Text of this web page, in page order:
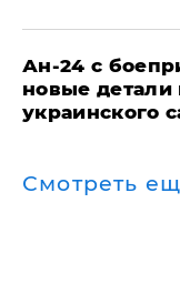
Ан-24 с
новые детали
украинского
Смотреть